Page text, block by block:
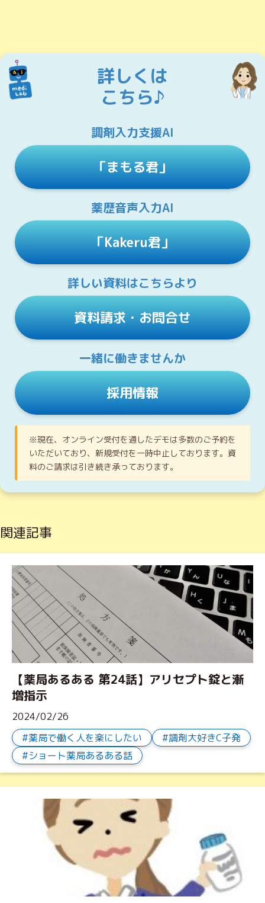
詳しくは
こちら♪
調剤入力支援AI
「まもる君」
薬歴音声入力AI
「Kakeru君」
詳しい資料はこちらより
資料請求・お問合せ
一緒に働きませんか
採用情報
※現在、オンライン受付を通したデモは多数のご予約を
いただいており、新規受付を一時中止しております。資
料のご請求は引き続き承っております。
関連記事
【薬局あるある 第24話】アリセプト錠と漸
増指示
2024/02/26
薬局で働く人を楽にしたい
調剤大好きC子発
ショート薬局あるある話